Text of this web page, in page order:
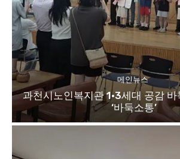
메인뉴스
과천시노인복지관 1·3세대 공감
‘바둑소통’